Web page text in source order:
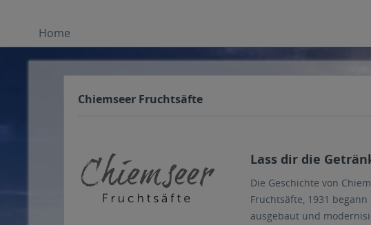
Home
Chiemseer Fruchtsäfte
Lass dir die
Die Geschichte von
Fruchtsäfte, 1931
ausgebaut und